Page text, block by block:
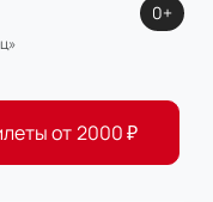
0+
от2000₽